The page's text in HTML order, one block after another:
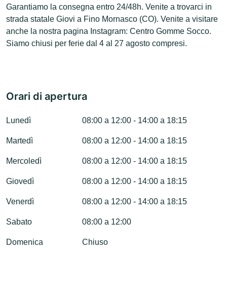
Garantiamo la consegna entro 24/48h. Venite a trovarci in
strada statale Giovi a Fino Mornasco (CO). Venite a visitare
anche la nostra pagina Instagram: Centro Gomme Socco.
Siamo chiusi per ferie dal 4 al 27 agosto compresi.
Orari di apertura
Lunedì 08:00 a 12:00 - 14:00 a 18:15
Martedì 08:00 a 12:00 - 14:00 a 18:15
Mercoledì 08:00 a 12:00 - 14:00 a 18:15
Giovedì 08:00 a 12:00 - 14:00 a 18:15
Venerdì 08:00 a 12:00 - 14:00 a 18:15
Sabato 08:00 a 12:00
Domenica Chiuso